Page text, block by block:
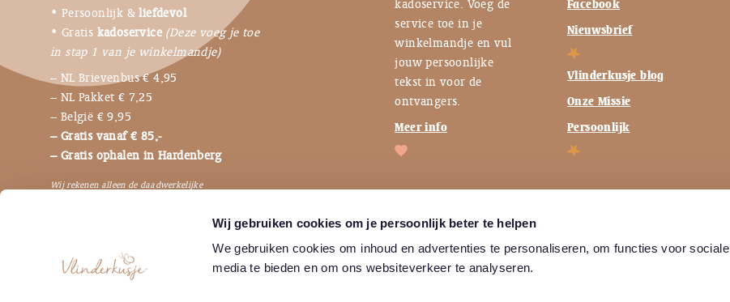
Wij gebruiken cookies om je persoonlijk beter te helpen
We gebruiken cookies om inhoud en advertenties te personaliseren, om functies voor sociale
media te bieden en om ons websiteverkeer te analyseren.
• Persoonlijk &liefdevol
• Gratis kadoservice (Deze voeg je toe
in stap 1 van je winkelmandje)
– NL Brievenbus € 4,95
– NL Pakket € 7,25
– België € 9,95
– Gratis vanaf € 85,-
– Gratis ophalen in Hardenberg
Wij rekenen alleen de daadwerkelijke
kadoservice. Voeg de
service toe in je
winkelmandje en vul
jouw persoonlijke
tekst in voor de
ontvangers.
Meer info
Facebook
Nieuwsbrief
Vlinderkusje blog
Onze Missie
Persoonlijk